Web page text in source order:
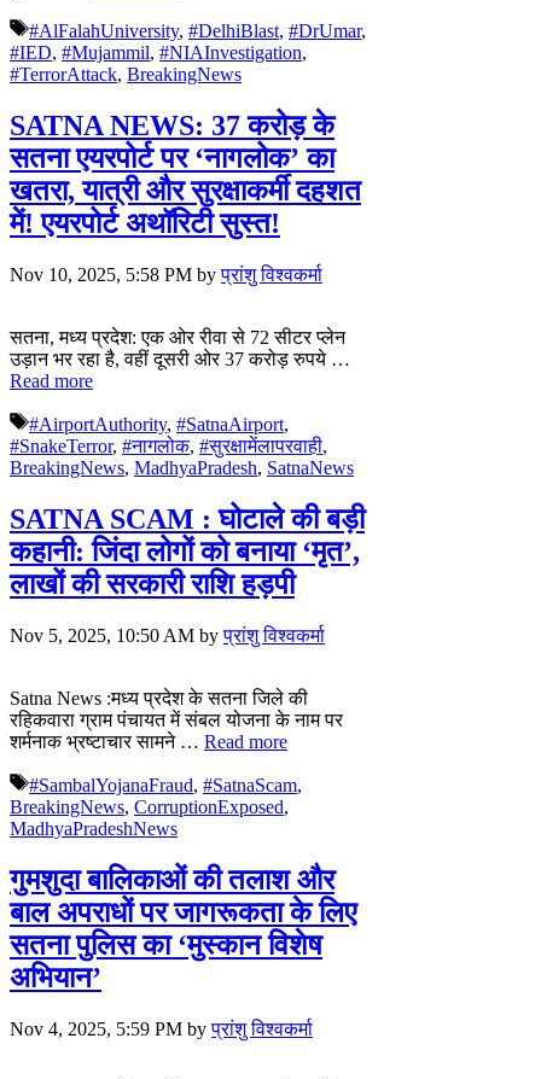
Tags
#AlFalahUniversity, #DelhiBlast, #DrUmar,
#IED, #Mujammil, #NIAInvestigation,
#TerrorAttack, BreakingNews
SATNA NEWS: 37 करोड़ के
सतना एयरपोर्ट पर ‘नागलोक’ का
खतरा, यात्री और सुरक्षाकर्मी दहशत
में! एयरपोर्ट अथॉरिटी सुस्त!
Nov 10, 2025, 5:58 PM byप्रांशु विश्वकर्मा
सतना, मध्य प्रदेश: एक ओर रीवा से 72 सीटर प्लेन
उड़ान भर रहा है, वहीं दूसरी ओर 37 करोड़ रुपये …
Read more
Tags
#AirportAuthority, #SatnaAirport,
#SnakeTerror, #नागलोक, #सुरक्षामेंलापरवाही,
BreakingNews, MadhyaPradesh, SatnaNews
SATNA SCAM : घोटाले की बड़ी
कहानी: जिंदा लोगों को बनाया ‘मृत’,
लाखों की सरकारी राशि हड़पी
Nov 5, 2025, 10:50 AM byप्रांशु विश्वकर्मा
Satna News :मध्य प्रदेश के सतना जिले की
रहिकवारा ग्राम पंचायत में संबल योजना के नाम पर
शर्मनाक भ्रष्टाचार सामने … Read more
Tags
#SambalYojanaFraud, #SatnaScam,
BreakingNews, CorruptionExposed,
MadhyaPradeshNews
गुमशुदा बालिकाओं की तलाश और
बाल अपराधों पर जागरूकता के लिए
सतना पुलिस का ‘मुस्कान विशेष
अभियान’
Nov 4, 2025, 5:59 PM byप्रांशु विश्वकर्मा